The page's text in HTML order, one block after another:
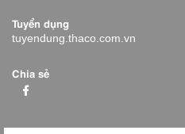
Tuyển dụng
tuyendung.thaco.com.vn
Chia sẻ